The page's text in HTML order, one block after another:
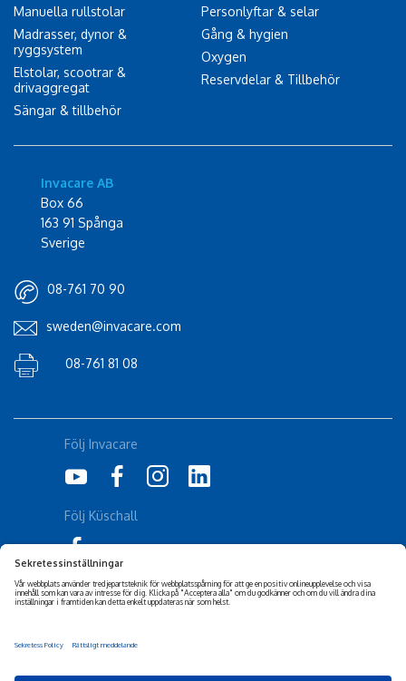
Manuella rullstolar
Madrasser, dynor &
ryggsystem
Elstolar, scootrar &
drivaggregat
Sängar & tillbehör
Personlyftar & selar
Gång & hygien
Oxygen
Reservdelar & Tillbehör
Invacare AB
Box 66
163 91 Spånga
Sverige
08-761 70 90
sweden@invacare.com
08-761 81 08
Tillgänglighetsuttalande
Följ Invacare
Följ Küschall